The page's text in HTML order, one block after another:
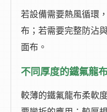
若設備需要熱風循環
布；若需要完整防沾
面布。
不同厚度的鐵氟龍
較薄的鐵氟龍布柔軟